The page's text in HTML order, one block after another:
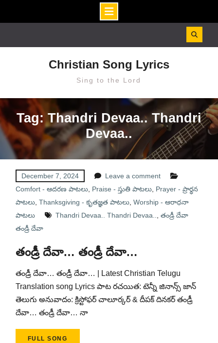
Christian Song Lyrics
Sing to the Lord
Tag: Thandri Devaa.. Thandri
Devaa..
December 7, 2024
Leave a comment
Comfort - ఆదరణ పాటలు, Praise - స్తుతి పాటలు, Prayer - ప్రార్థన
పాటలు, Thanksgiving - కృతజ్ఞత పాటలు, Worship - ఆరాధనా
పాటలు
Thandri Devaa.. Thandri Devaa..
తండ్రీ దేవా
తండ్రీ దేవా
తండ్రీ దేవా… తండ్రీ దేవా…
తండ్రీ దేవా… తండ్రీ దేవా… | Latest Christian Telugu
Translation song Lyrics పాట రచయిత: టెన్నీ జినాన్స్ జాన్
తెలుగు అనువాదం: క్రిస్టోఫర్ చాలూర్కర్ & దీపక్ దినకర్ తండ్రీ
దేవా… తండ్రీ దేవా… నా
FULL SONG